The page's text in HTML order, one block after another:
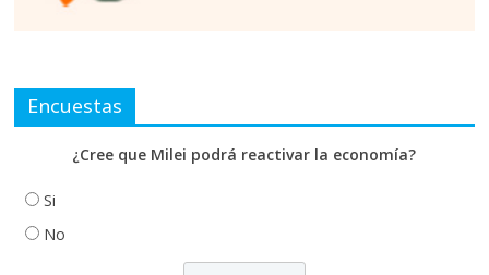
Encuestas
¿Cree que Milei podrá reactivar la economía?
Si
No